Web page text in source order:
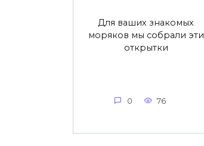
Для ваших знакомых
моряков мы собрали эти
открытки
0 76